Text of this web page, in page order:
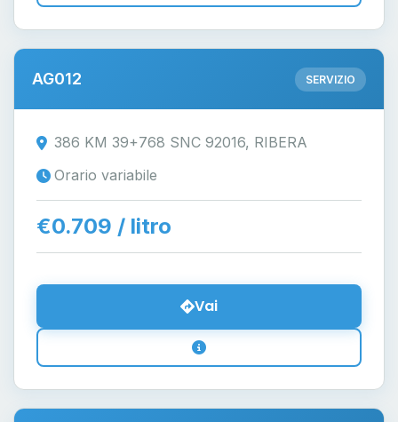
AG012 SERVIZIO
386 KM 39+768 SNC 92016, RIBERA
Orario variabile
€0.709 / litro
Vai